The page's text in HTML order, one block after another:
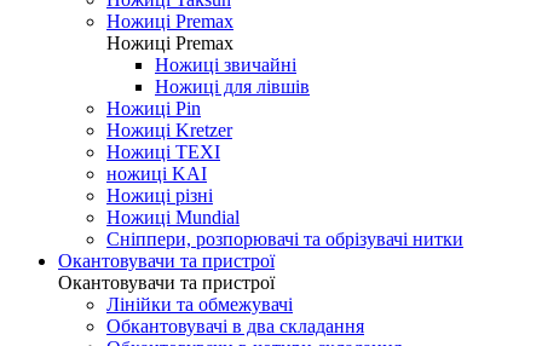
Ножиці Premax
Ножиці Premax
Ножиці звичайні
Ножиці для лівшів
Ножиці Pin
Ножиці Kretzer
Ножиці TEXI
ножиці KAI
Ножиці різні
Ножиці Mundial
Сніппери, розпорювачі та обрізувачі нитки
Окантовувачи та пристрої
Окантовувачи та пристрої
Лінійки та обмежувачі
Обкантовувачі в два складання